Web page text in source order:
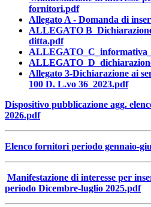
fornitori.pdf
Allegato A - Domanda di
ALLEGATO
ditta.pdf
Allegato 3-Dichiarazione ai
100 D. L.vo 36_2023.pdf
Dispositivo pubblicazione agg.
2026.pdf
Elenco fornitori periodo gennaio-
Manifestazione di interesse per
periodo Dicembre-luglio 2025.pdf